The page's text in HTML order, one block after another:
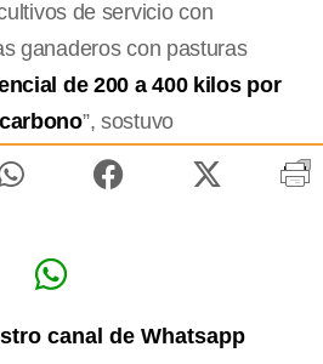
de servicio con
ganaderos con pasturas
de 200 a 400 kilos por
”, sostuvo
canal de Whatsapp